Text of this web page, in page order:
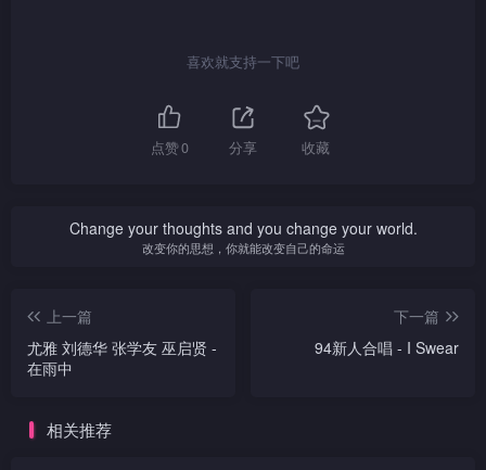
喜欢就支持一下吧
点赞0 分享 收藏
Change your thoughts and you change your world.
改变你的思想，你就能改变自己的命运
上一篇
尤雅 刘德华 张学友 巫启贤 -
在雨中
下一篇
94新人合唱 - I Swear
相关推荐